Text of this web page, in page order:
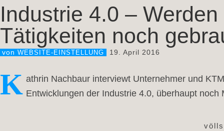
Industrie 4.0 –
Tätigkeiten noch
von WEBSITE-EINSTELLUNG 19. April 2016
K athrin Nachbaur interviewt Unternehmer und
Entwicklungen der Industrie 4.0, überhaupt